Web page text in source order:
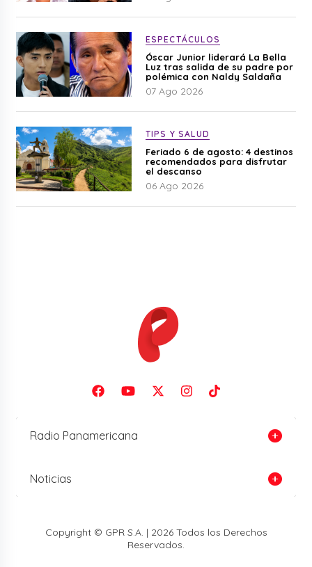
ESPECTÁCULOS
Óscar Junior liderará La Bella
Luz tras salida de su padre por
polémica con Naldy Saldaña
07 Ago 2026
TIPS Y SALUD
Feriado 6 de agosto: 4 destinos
recomendados para disfrutar
el descanso
06 Ago 2026
Radio Panamericana
Noticias
Copyright © GPR S.A. | 2026 Todos los Derechos
Reservados.